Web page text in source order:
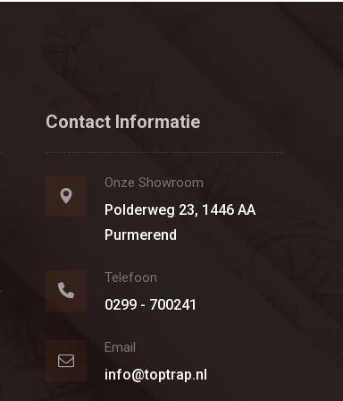
Contact Informatie
Onze Showroom
Polderweg 23, 1446 AA
Purmerend
Telefoon
0299 - 700241
Email
info@toptrap.nl